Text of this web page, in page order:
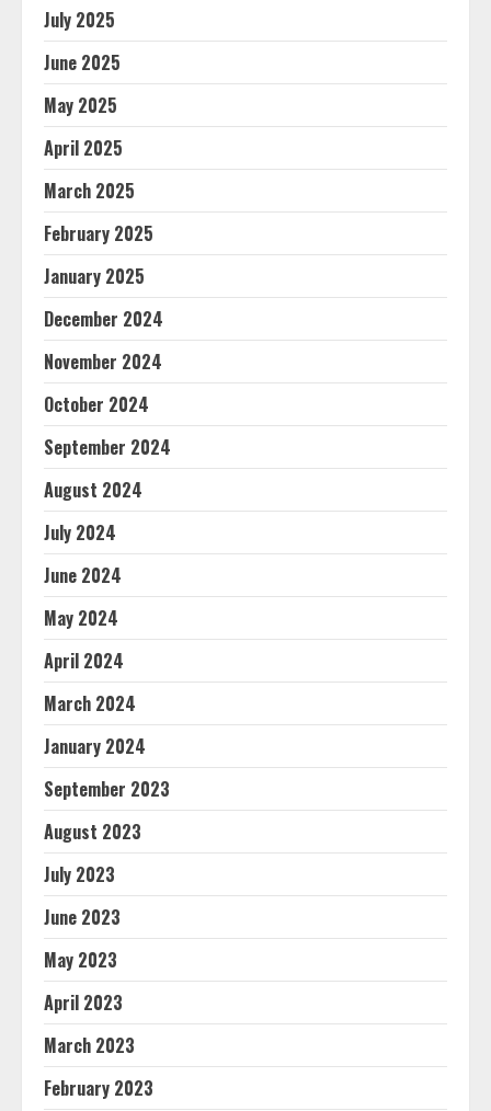
July 2025
June 2025
May 2025
April 2025
March 2025
February 2025
January 2025
December 2024
November 2024
October 2024
September 2024
August 2024
July 2024
June 2024
May 2024
April 2024
March 2024
January 2024
September 2023
August 2023
July 2023
June 2023
May 2023
April 2023
March 2023
February 2023